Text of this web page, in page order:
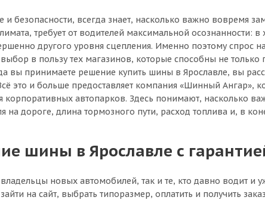
и безопасности, всегда знает, насколько важно вовремя
требует от водителей максимальной
другого уровня сцепления. Именно поэтому
в пользу тех магазинов, которые способны не
вы принимаете решение купить шины в Ярославле, вы
это и больше предоставляет компания «Шинный Ангар»,
корпоративных автопарков. Здесь понимают, насколько
на дороге, длина тормозного пути, расход топлива и, в
шины в Ярославле с
новых автомобилей, так и те, кто давно водит
на сайт, выбрать типоразмер, оплатить и получить